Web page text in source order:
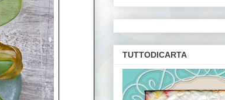
TUTTODICARTA